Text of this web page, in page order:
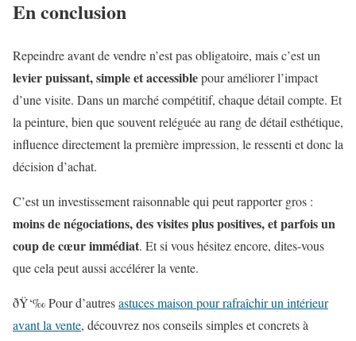
En conclusion
Repeindre avant de vendre n’est pas obligatoire, mais c’est un
levier puissant, simple et accessiblepour améliorer l’impact
d’une visite. Dans un marché compétitif, chaque détail compte. Et
la peinture, bien que souvent reléguée au rang de détail esthétique,
influence directement la première impression, le ressenti et donc la
décision d’achat.
C’est un investissement raisonnable qui peut rapporter gros :
moins de négociations, des visites plus positives, et parfois un
coup de cœur immédiat. Et si vous hésitez encore, dites-vous
que cela peut aussi accélérer la vente.
ðŸ‘‰ Pour d’autresastuces maison pour rafraîchir un intérieur
avant la vente, découvrez nos conseils simples et concrets à